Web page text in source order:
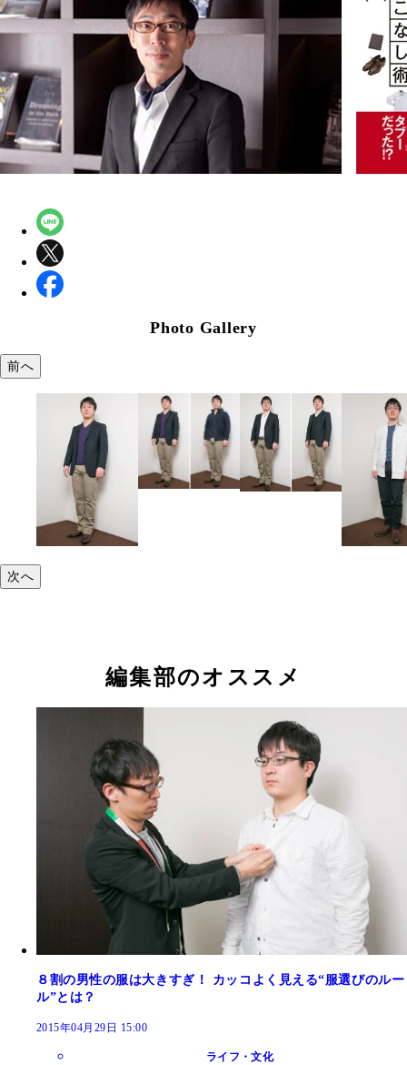
Photo Gallery
前へ
次へ
編集部のオススメ
８割の男性の服は大きすぎ！ カッコよく見える“服選びのルー
ル”とは？
2015年04月29日 15:00
ライフ・文化